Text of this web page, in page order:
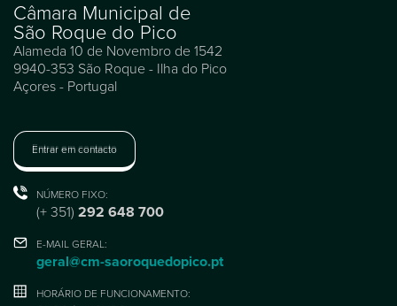
Câmara Municipal de
São Roque do Pico
Alameda 10 de Novembro de 1542
9940-353 São Roque - Ilha do Pico
Açores - Portugal
Entrar em contacto
NÚMERO FIXO:
(+ 351) 292 648 700
E-MAIL GERAL:
geral@cm-saoroquedopico.pt
HORÁRIO DE FUNCIONAMENTO: